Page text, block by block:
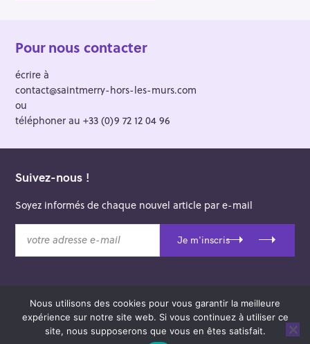
Pour nous contacter
écrire à
contact@saintmerry-hors-les-murs.com
ou
téléphoner au +33 (0)9 72 12 04 96
Suivez-nous !
Soyez informés de chaque nouvel article par e-mail
t
Je m'inscris
© 2026 Saint-Merry Hors-les-Murs.
Theme: Felt byPixelgrade.
Nous utilisons des cookies pour vous garantir la meilleure
expérience sur notre site web. Si vous continuez à utiliser ce
site, nous supposerons que vous en êtes satisfait.